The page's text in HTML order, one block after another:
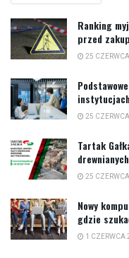
Ranking
przed
25
25
Tartak
25
Nowy
gdzie
1 CZERWCA